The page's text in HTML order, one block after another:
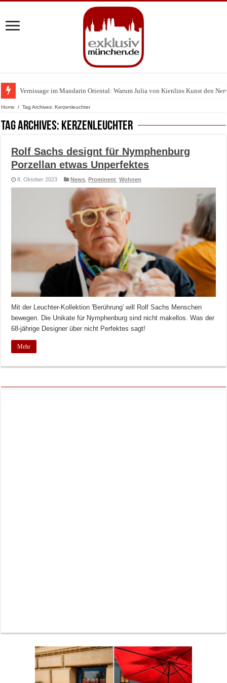
Vernissage im Mandarin Oriental: Warum Julia von Kienlins Kunst den
Home / Tag Archives: Kerzenleuchter
Tag Archives: Kerzenleuchter
Rolf Sachs designt für Nymphenburg
Porzellan etwas Unperfektes
8. Oktober 2023 News ,Prominent ,Wohnen
Mit der Leuchter-Kollektion 'Berührung' will Rolf Sachs Menschen
bewegen. Die Unikate für Nymphenburg sind nicht makellos. Was der
68-jährige Designer über nicht Perfektes sagt!
Mehr